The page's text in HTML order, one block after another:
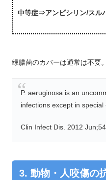
中等症⇒アンピシリン/スル
緑膿菌のカバーは通常は不要。
P. aeruginosa is an
infections except in special
Clin Infect Dis. 2012
3. 動物・人咬傷の